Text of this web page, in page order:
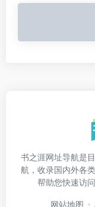
书之涯网址导航是
航，收录国内外各
帮助您快速访
网站地图